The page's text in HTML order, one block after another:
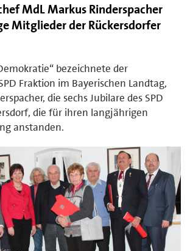
MdL Markus Rinderspacher
Mitglieder der Rückersdorfer
bezeichnete der
Fraktion im Bayerischen Landtag,
die sechs Jubilare des SPD
die für ihren langjährigen
anstanden.